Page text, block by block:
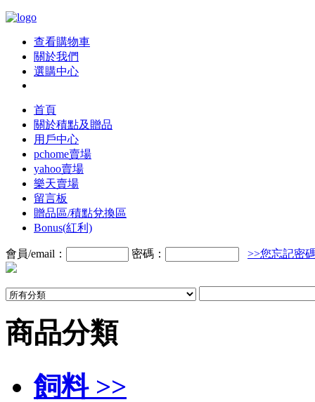
查看購物車
關於我們
選購中心
首頁
關於積點及贈品
用戶中心
pchome賣場
yahoo賣場
樂天賣場
留言板
贈品區/積點兌換區
Bonus(紅利)
會員/email： 密碼： >>您忘記密
商品分類
飼料 >>